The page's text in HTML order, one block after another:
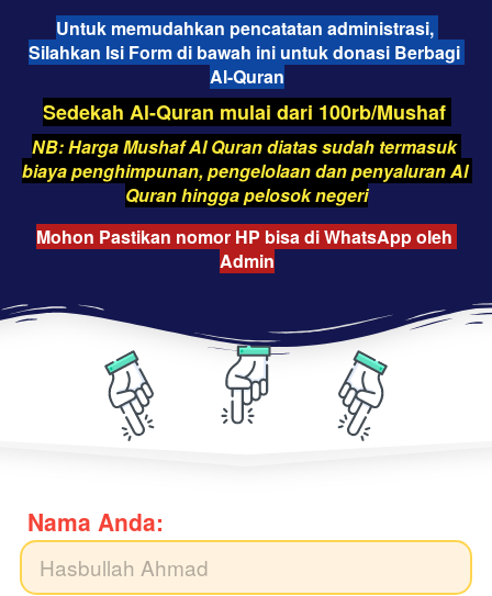
Untuk memudahkan pencatatan administrasi,
Silahkan Isi Form di bawah ini untuk donasi Berbagi
Al-Quran
Sedekah Al-Quran mulai dari 100rb/Mushaf
NB: Harga Mushaf Al Quran diatas sudah termasuk
biaya penghimpunan, pengelolaan dan penyaluran Al
Quran hingga pelosok negeri
Mohon Pastikan nomor HP bisa di WhatsApp oleh
Admin
Nama Anda: